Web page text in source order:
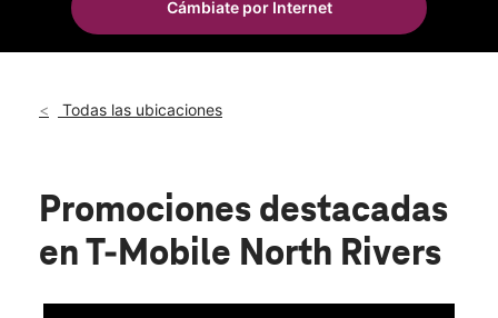
Mié.:
10:00 a.m. a 8:00 p.m.
7643 Rivers Avenue Ste B-c North Charleston, SC 29406
Cámbiate por Internet
Todas las ubicaciones
Promociones destacadas
en T-Mobile North Rivers